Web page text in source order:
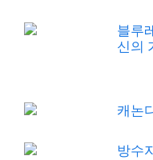
블루
신의
캐논
방수